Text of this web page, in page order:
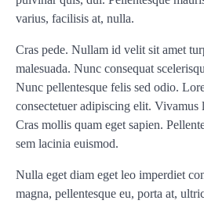
varius, facilisis at, nulla.
Cras pede. Nullam id velit sit amet
malesuada. Nunc consequat
Nunc pellentesque felis sed odio.
consectetuer adipiscing elit. Vivamus
Cras mollis quam eget sapien.
sem lacinia euismod.
Nulla eget diam eget leo imperdiet
magna, pellentesque eu, porta at,